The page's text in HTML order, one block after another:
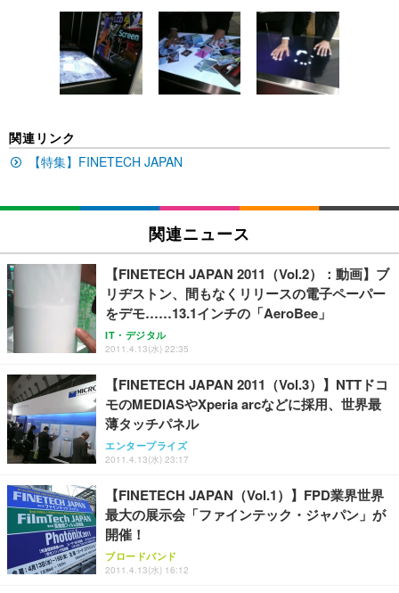
[EdoErgo] オフィスチェア 椅子 テレワーク 疲れな
い 跳ね上げ式アームレスト コンパクト 約105度ロッ
キング pc 事務椅子 360度回転 座面昇降 強化ナイロ
ン樹脂ベース 通気性メッシュ 在宅ワーク H-WY01
(黒網+黒枠+黒足)
￥5,699
ュチェア 人間工学 疲れない ブラック
Sezlife オフィスチェア デスクチェア 疲れない テレ
ワーク チェア 強化バックレスト 30度ロッキング機
レスト 3Dヘッドレスト ハンガー付き 高反発クッシ
ョン PCチェア 通気性メッシュ ゲーミング/勉強/事
務用 おしゃれ パソコンチェア (ブラック)
￥7,680
Sezlife オフィスチェア デスクチェア 疲れない テレ
ワーク チェア 強化バックレスト 30度ロッキング機
レスト 3Dヘッドレスト ハンガー付き 高反発クッシ
ョン PCチェア 通気性メッシュ ゲーミング/勉強/事
務用 おしゃれ パソコンチェア (ホワイト)
￥7,680
ANDWINT オフィスチェア デスクチェア 肘なし メ
ッシュ 通気性 ランバーサポート付き 腰サポート ガ
ス圧無段階昇降 360度回転 キャスター付き コンパク
ト 幅52×奥行58.5×高さ84～96cm テレワーク 在宅
勤務 ブラック
￥4,139
EIZO ビジネス向けプレミアムモニター | FlexScan
EV3240X-WT | 31.5型4K UHD・USB Type-C・ホワ
イト
￥105,595
イト
【純正品】27"ゲーミングモニター DualSense 充電
フック付き（CFI-ZDM1J）
￥49,979
【整備済み品】Dell E2724HS 27インチ 液晶モニタ
ー フルHD（1920×1080）VA 非光沢 HDMI/DisplayP
応 ComfortView ビジネス向け
￥15,800
【MiniLED/24.5inch/280Hz/FHD】GRAPHT THE S
HOOTER Gaming Monitor 24” Essential ゲーミン
グモニター QD 24.5インチ 1ms FHD 量子ドット 残
像低減 (3年保証 | 輝点保証 | 日本メーカー)
￥34,980
Amazonベーシック ペットシーツ 薄型 レギュラー 1
回使い捨て 無香料 ホワイト 300枚
￥3,373
x2袋(84枚) ホワイト(吸収面:ライトブルー)
ネオ・ルーライフ ネオ・オムツ L 中型犬用 26枚入
り 単品
￥1,800
Smart Basic(スマートベーシック) 【Amazon.co.jp
限定】 Smart Basic アイリスオーヤマ ペットシーツ
￥3,670
アイリスオーヤマ ペットシーツ 超厚型 お徳用 レギ
ュラー 200枚入【Amazon.co.jp限定】
￥3,731
関連リンク
【特集】FINETECH JAPAN
関連ニュース
【FINETECH JAPAN 2011（Vol.2）：動画】ブ
リヂストン、間もなくリリースの電子ペーパー
をデモ……13.1インチの「AeroBee」
IT・デジタル
2011.4.13(水) 22:35
【FINETECH JAPAN 2011（Vol.3）】NTTドコ
モのMEDIASやXperia arcなどに採用、世界最
薄タッチパネル
エンタープライズ
2011.4.13(水) 23:17
【FINETECH JAPAN（Vol.1）】FPD業界世界
最大の展示会「ファインテック・ジャパン」が
開催！
ブロードバンド
2011.4.13(水) 16:12